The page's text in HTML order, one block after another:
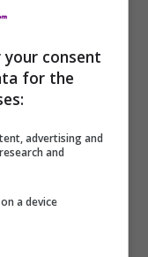
your consent
for the
advertising and
and
a device